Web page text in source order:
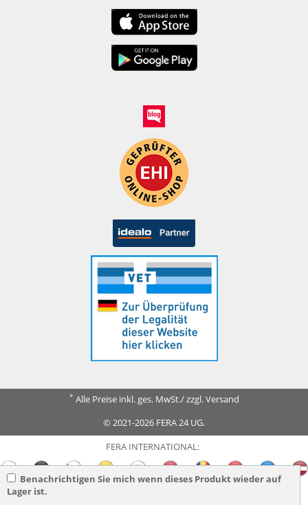
Benachrichtigen Sie mich wenn dieses Produkt wieder auf
Lager ist.
* Alle Preise inkl. ges. MwSt./ zzgl. Versand
© 2021-2026 FERA 24 UG.
FERA INTERNATIONAL: